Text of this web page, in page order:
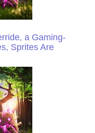
a Gaming-
Sprites Are